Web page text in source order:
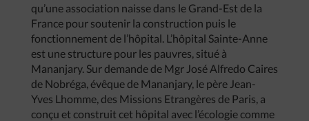
qu’une association naisse dans le Grand-Est de la
France pour soutenir la construction puis le
fonctionnement de l’hôpital. L’hôpital Sainte-Anne
est une structure pour les pauvres, situé à
Mananjary. Sur demande de Mgr José Alfredo Caires
de Nobréga, évêque de Mananjary, le père Jean-
Yves Lhomme, des Missions Etrangères de Paris, a
conçu et construit cet hôpital avec l’écologie comme